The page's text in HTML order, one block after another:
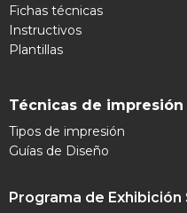
Fichas técnicas
Instructivos
Plantillas
Técnicas de impresión
Tipos de impresión
Guías de Diseño
Programa de